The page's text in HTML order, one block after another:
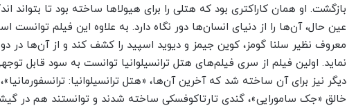
بازگشت. او همان کاراکتری بود که هتلی را برای هیولاها ساخته بود تا بتواند
عین‌ حال، آن‌ها را از دنیای انسان‌ها دور نگاه دارد. به‌ علاوه این فیلم توانست
معروف نظیر سلنا گومز، کوین جیمز و دیوید اسپید را کشف کند و از آن‌ها در دو
نماید. اولین فیلم از سری فیلم‌های هتل ترانسیلوانیا توانست به سود قابل‌
دیگر نیز برای آن ساخته شد که آخرین آن‌ها، «هتل ترانسیلوانیا:
خالق «جک سامورایی»، گندی تارتاکوفسکی ساخته شدند و توانستند هم در